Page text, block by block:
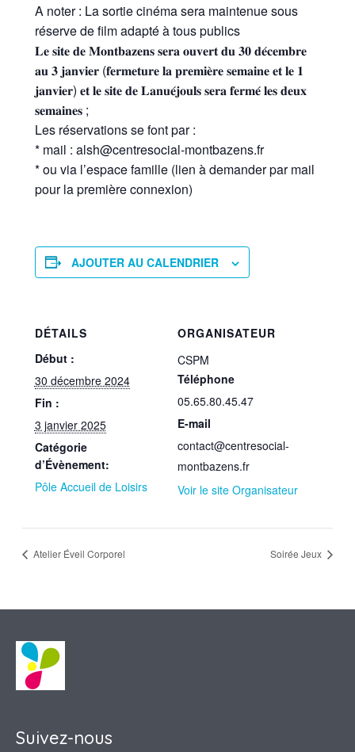
A noter : La sortie cinéma sera maintenue sous
réserve de film adapté à tous publics
𝐋𝐞 𝐬𝐢𝐭𝐞 𝐝𝐞 𝐌𝐨𝐧𝐭𝐛𝐚𝐳𝐞𝐧𝐬 𝐬𝐞𝐫𝐚 𝐨𝐮𝐯𝐞𝐫𝐭 𝐝𝐮 𝟑𝟎 𝐝𝐞́𝐜𝐞𝐦𝐛𝐫𝐞
𝐚𝐮 𝟑 𝐣𝐚𝐧𝐯𝐢𝐞𝐫 (𝐟𝐞𝐫𝐦𝐞𝐭𝐮𝐫𝐞 𝐥𝐚 𝐩𝐫𝐞𝐦𝐢𝐞̀𝐫𝐞 𝐬𝐞𝐦𝐚𝐢𝐧𝐞 𝐞𝐭 𝐥𝐞 𝟏
𝐣𝐚𝐧𝐯𝐢𝐞𝐫) 𝐞𝐭 𝐥𝐞 𝐬𝐢𝐭𝐞 𝐝𝐞 𝐋𝐚𝐧𝐮𝐞́𝐣𝐨𝐮𝐥𝐬 𝐬𝐞𝐫𝐚 𝐟𝐞𝐫𝐦𝐞́ 𝐥𝐞𝐬 𝐝𝐞𝐮𝐱
𝐬𝐞𝐦𝐚𝐢𝐧𝐞𝐬 ;
Les réservations se font par :
* mail : alsh@centresocial-montbazens.fr
* ou via l’espace famille (lien à demander par mail
pour la première connexion)
AJOUTER AU CALENDRIER
DÉTAILS
Début :
30 décembre 2024
Fin :
3 janvier 2025
Catégorie
d’Évènement:
Pôle Accueil de Loisirs
ORGANISATEUR
CSPM
Téléphone
05.65.80.45.47
E-mail
contact@centresocial-
montbazens.fr
Voir le site Organisateur
Atelier Éveil Corporel Soirée Jeux
Suivez-nous